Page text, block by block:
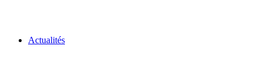
Actualités